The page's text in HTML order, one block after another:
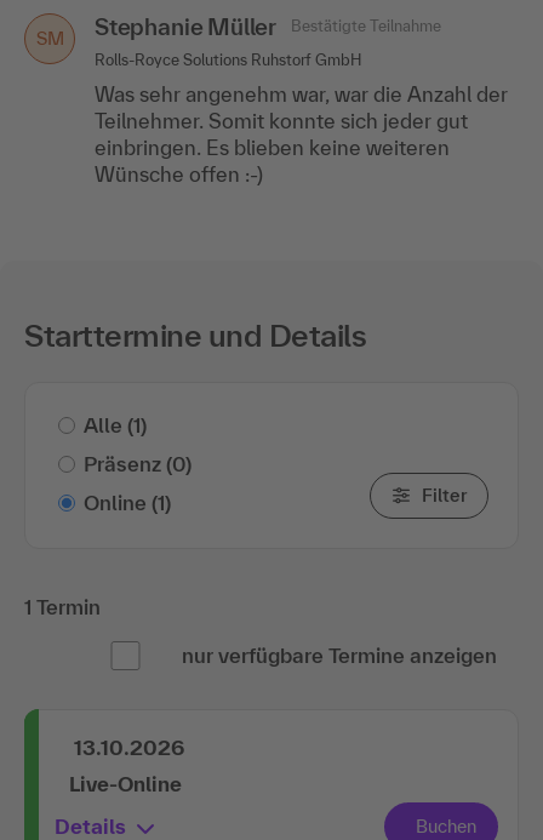
SM Stephanie Müller
Bestätigte Teilnahme
Rolls-Royce Solutions Ruhstorf GmbH
Was sehr angenehm war, war die Anzahl der
Teilnehmer. Somit konnte sich jeder gut
einbringen. Es blieben keine weiteren
Wünsche offen :-)
Starttermine und Details
Alle (1)
Präsenz (0)
Online (1) Filter
1 Termin
nur verfügbare Termine anzeigen
13.10.2026
Live-Online
Details